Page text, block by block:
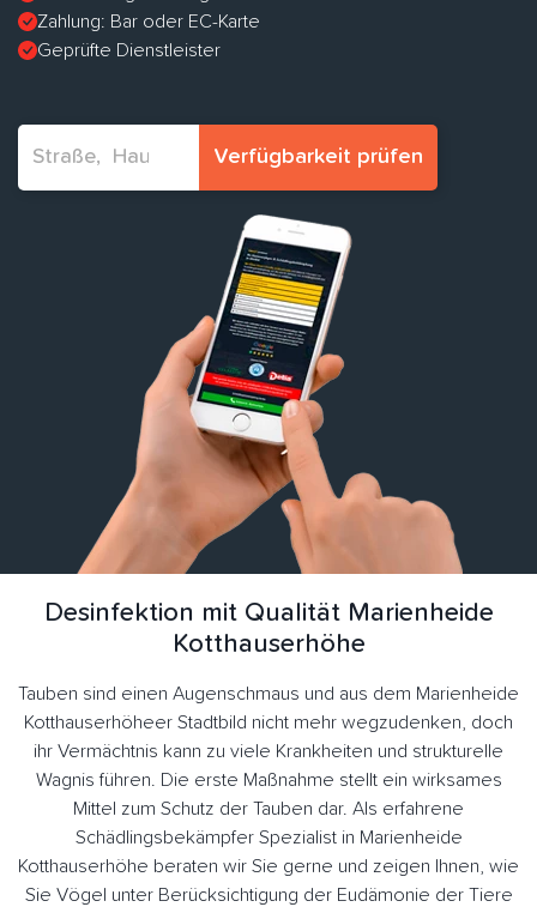
Zahlung: Bar oder EC-Karte
Geprüfte Dienstleister
Verfügbarkeit prüfen
Desinfektion mit Qualität Marienheide
Kotthauserhöhe
Tauben sind einen Augenschmaus und aus dem Marienheide
Kotthauserhöheer Stadtbild nicht mehr wegzudenken, doch
ihr Vermächtnis kann zu viele Krankheiten und strukturelle
Wagnis führen. Die erste Maßnahme stellt ein wirksames
Mittel zum Schutz der Tauben dar. Als erfahrene
Schädlingsbekämpfer Spezialist in Marienheide
Kotthauserhöhe beraten wir Sie gerne und zeigen Ihnen, wie
Sie Vögel unter Berücksichtigung der Eudämonie der Tiere